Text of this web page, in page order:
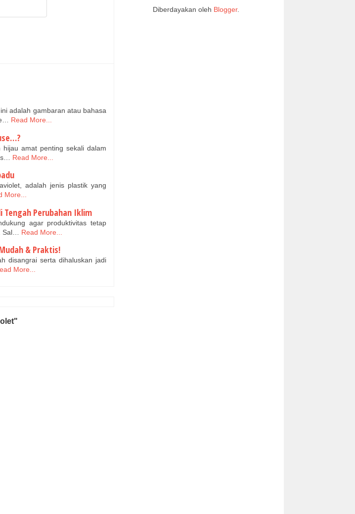
adalah gambaran atau bahasa
Read More...
amat penting sekali dalam
Read More...
adalah jenis plastik yang
More...
Tengah Perubahan Iklim
agar produktivitas tetap
Read More...
& Praktis!
disangrai serta dihaluskan jadi
More...
Diberdayakan oleh Blogger.